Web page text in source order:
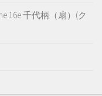
16e 千代柄（扇）(ク